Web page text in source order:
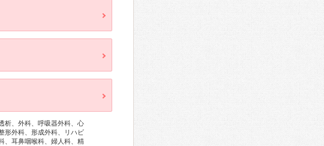
析、外科、呼吸器外科、心
形外科、形成外科、リハビ
、耳鼻咽喉科、婦人科、精